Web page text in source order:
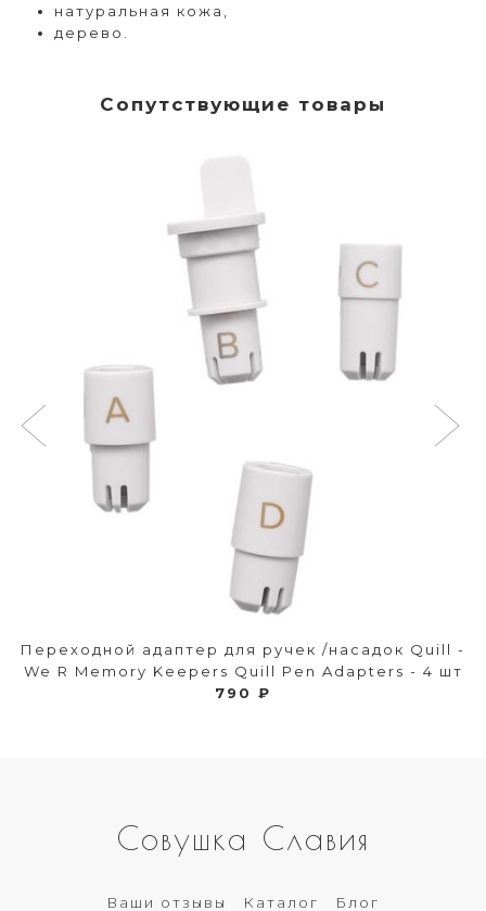
натуральная кожа,
дерево.
Сопутствующие товары
Переходной адаптер для ручек /насадок Quill -
We R Memory Keepers Quill Pen Adapters - 4 шт
790 ₽
Совушка Славия
Ваши отзывы Каталог Блог